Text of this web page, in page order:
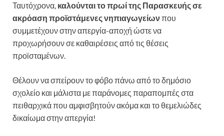
Ταυτόχρονα, καλούνται το πρωί της Παρασκευής σε
ακρόαση προϊστάμενες νηπιαγωγείωνπου
συμμετέχουν στην απεργία-αποχή ώστε να
προχωρήσουν σε καθαιρέσεις από τις θέσεις
προϊσταμένων.
Θέλουν να σπείρουν το φόβο πάνω από το δημόσιο
σχολείο και μάλιστα με παράνομες παραπομπές στα
πειθαρχικά που αμφισβητούν ακόμα και το θεμελιώδες
δικαίωμα στην απεργία!